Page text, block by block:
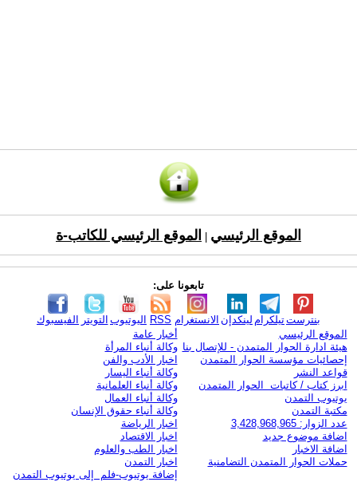
الموقع الرئيسي الموقع الرئيسي للكاتب-ة
تابعونا على:
الفيسبوك التويتر اليوتيوب RSS الانستغرام لينكدإن تيلكرامبنترست
الموقع الرئيسي
هيئة ادارة الحوار المتمدن - للإتصال بنا
إحصائيات مؤسسة الحوار المتمدن
قواعد النشر
ابرز كتاب / كاتبات الحوار المتمدن
يوتيوب التمدن
مكتبة التمدن
عدد الزوار: 3,428,968,965
اضافة موضوع جديد
اضافة الاخبار
حملات الحوار المتمدن التضامنية
أخبار عامة
وكالة أنباء المرأة
اخبار الأدب والفن
وكالة أنباء اليسار
وكالة أنباء العلمانية
وكالة أنباء العمال
وكالة أنباء حقوق الإنسان
اخبار الرياضة
اخبار الاقتصاد
اخبار الطب والعلوم
اخبار التمدن
إضافة يوتيوب-فلم إلى يوتيوب التمدن